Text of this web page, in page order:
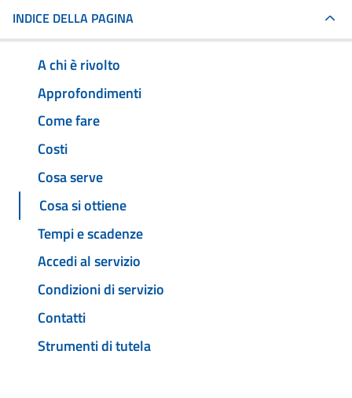
INDICE DELLA PAGINA
A chi è rivolto
Approfondimenti
Come fare
Costi
Cosa serve
Cosa si ottiene
Tempi e scadenze
Accedi al servizio
Condizioni di servizio
Contatti
Strumenti di tutela